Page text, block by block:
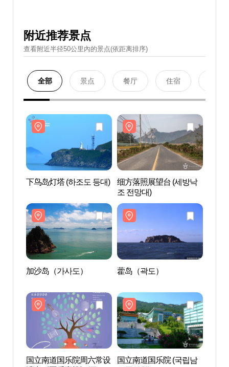
附近推荐景点
查看附近半径50公里內的景点(依距离排序)
全部 景点 餐厅 住宿
下鸟岛灯塔 (하조도 등대)
细方落照展望台 (세방낙
조 전망대)
加沙岛（가사도） 藿岛（곽도）
国立南道国乐院周六常设
国立南道国乐院 (국립남